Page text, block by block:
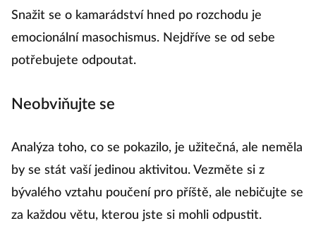
Snažit se o kamarádství hned po rozchodu je
emocionální masochismus. Nejdříve se od sebe
potřebujete odpoutat.
Neobviňujte se
Analýza toho, co se pokazilo, je užitečná, ale neměla
by se stát vaší jedinou aktivitou. Vezměte si z
bývalého vztahu poučení pro příště, ale nebičujte se
za každou větu, kterou jste si mohli odpustit.